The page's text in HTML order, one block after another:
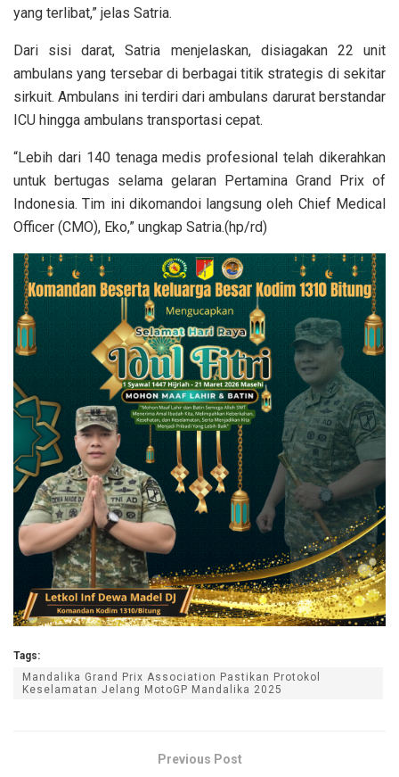
yang terlibat,” jelas Satria.
Dari sisi darat, Satria menjelaskan, disiagakan 22 unit
ambulans yang tersebar di berbagai titik strategis di sekitar
sirkuit. Ambulans ini terdiri dari ambulans darurat berstandar
ICU hingga ambulans transportasi cepat.
“Lebih dari 140 tenaga medis profesional telah dikerahkan
untuk bertugas selama gelaran Pertamina Grand Prix of
Indonesia. Tim ini dikomandoi langsung oleh Chief Medical
Officer (CMO), Eko,” ungkap Satria.(hp/rd)
Tags:
Mandalika Grand Prix Association Pastikan Protokol
Keselamatan Jelang MotoGP Mandalika 2025
Previous Post